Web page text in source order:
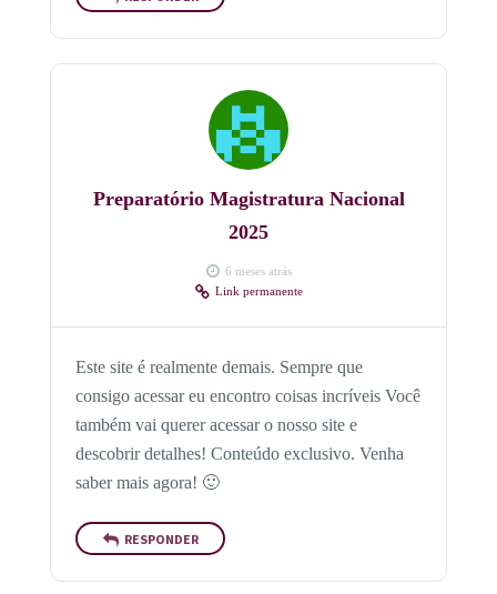
Preparatório Magistratura Nacional
2025
6 meses atrás
Link permanente
Este site é realmente demais. Sempre que
consigo acessar eu encontro coisas incríveis Você
também vai querer acessar o nosso site e
descobrir detalhes! Conteúdo exclusivo. Venha
saber mais agora! 🙂
RESPONDER